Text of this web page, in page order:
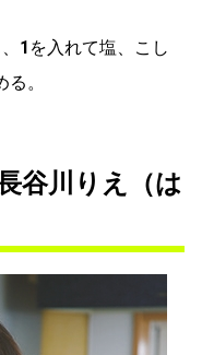
1 を入れて塩、こし
。
谷川りえ（は